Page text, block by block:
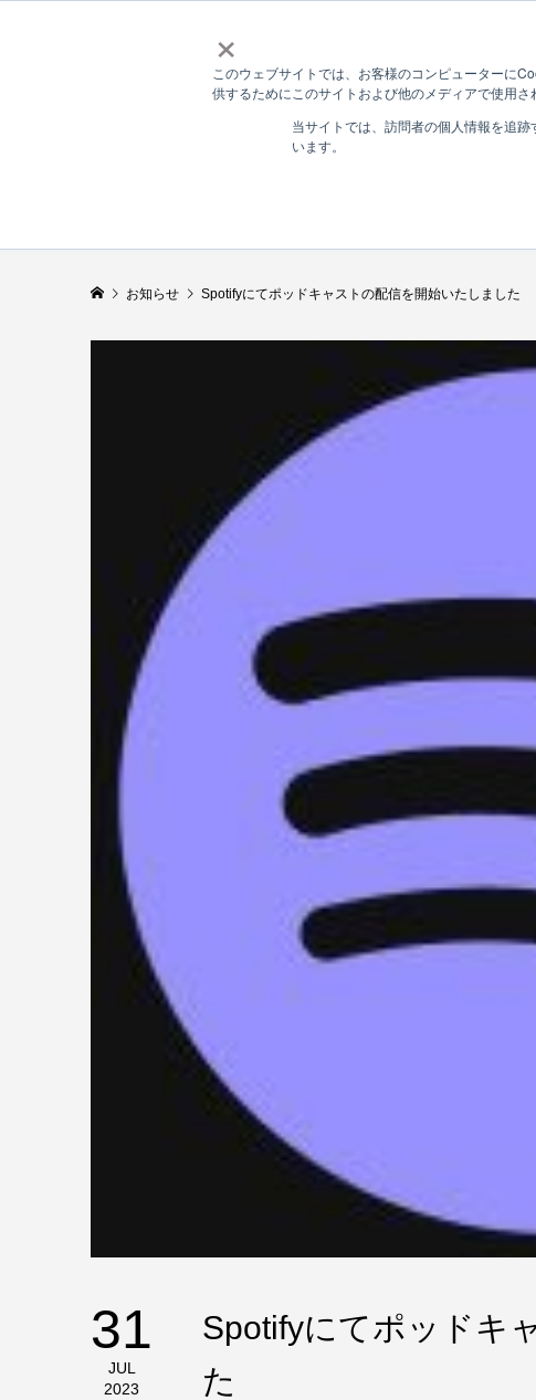
×
このウェブサイトでは、お客様のコンピューターに
供するためにこのサイトおよび他のメディアで使用
当サイトでは、訪問者の個人情報を追
います。
お知らせ Spotifyにてポッドキャストの配信を開始いたしました
31
JUL
2023
Spotifyにてポッドキ
た